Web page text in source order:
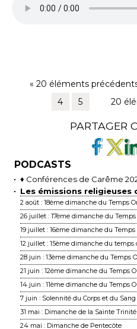
« 20 éléments
20
4
5
PARTAGER
PODCASTS
♦ Conférences de Carême
Les émissions religieuses
2 août : 18ème dimanche du Temps
26 juillet : 17ème dimanche du
19 juillet : 16ème dimanche du
12 juillet : 15ème dimanche du
28 juin : 13ème dimanche du Temps
21 juin : 12ème dimanche du Temps
14 juin : 11ème dimanche du Temps
7 juin : Solennité du Corps et du
31 mai : Dimanche de la Sainte Trinité
24 mai : Dimanche de Pentecôte